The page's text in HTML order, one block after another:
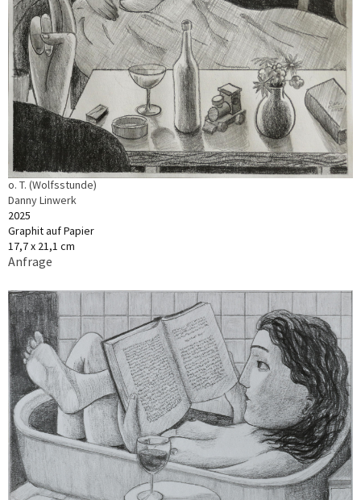
o. T. (Wolfsstunde)
Danny Linwerk
2025
Graphit auf Papier
17,7 x 21,1 cm
Anfrage